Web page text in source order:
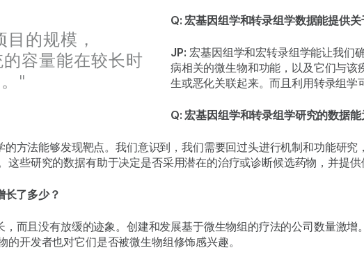
的规模，
容量能在较长时
"
Q: 宏基因组学和转录组学数据能提供
JP: 宏基因组学和宏转录组学能让我们
病相关的微生物和功能，以及它们与
生或恶化关联起来。而且利用转录组学
Q: 宏基因组学和转录组学研究的数据
方法能够发现靶点。我们意识到，我们需要回过头进行机制和功能研
这些研究的数据有助于决定是否采用潜在的治疗或诊断候选药物，并提供
长了多少？
而且没有放缓的迹象。创建和发展基于微生物组的疗法的公司数量激
开发者也对它们是否被微生物组修饰感兴趣。